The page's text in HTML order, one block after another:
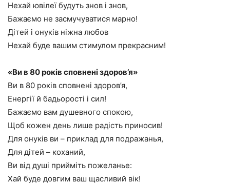
Нехай ювілеї будуть знов і знов,
Бажаємо не засмучуватися марно!
Дітей і онуків ніжна любов
Нехай буде вашим стимулом прекрасним!
«Ви в 80 років сповнені здоров’я»
Ви в 80 років сповнені здоров’я,
Енергії й бадьорості і сил!
Бажаємо вам душевного спокою,
Щоб кожен день лише радість приносив!
Для онуків ви – приклад для подражанья,
Для дітей – коханий,
Ви від душі прийміть пожеланье:
Хай буде довгим ваш щасливий вік!